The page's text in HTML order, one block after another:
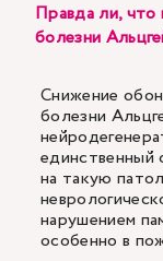
Правда ли, что
болезни
Снижение
болезни
единственный
на такую
нарушением
особенно в